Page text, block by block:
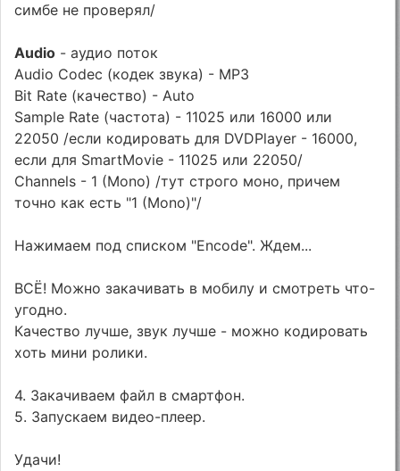
симбе не проверял/
Audio - аудио поток
Audio Codec (кодек звука) - MP3
Bit Rate (качество) - Auto
Sample Rate (частота) - 11025 или 16000 или
22050 /если кодировать для DVDPlayer - 16000,
если для SmartMovie - 11025 или 22050/
Channels - 1 (Mono) /тут строго моно, причем
точно как есть "1 (Mono)"/
Нажимаем под списком "Encode". Ждем...
ВСЁ! Можно закачивать в мобилу и смотреть что-
угодно.
Качество лучше, звук лучше - можно кодировать
хоть мини ролики.
4. Закачиваем файл в смартфон.
5. Запускаем видео-плеер.
Удачи!